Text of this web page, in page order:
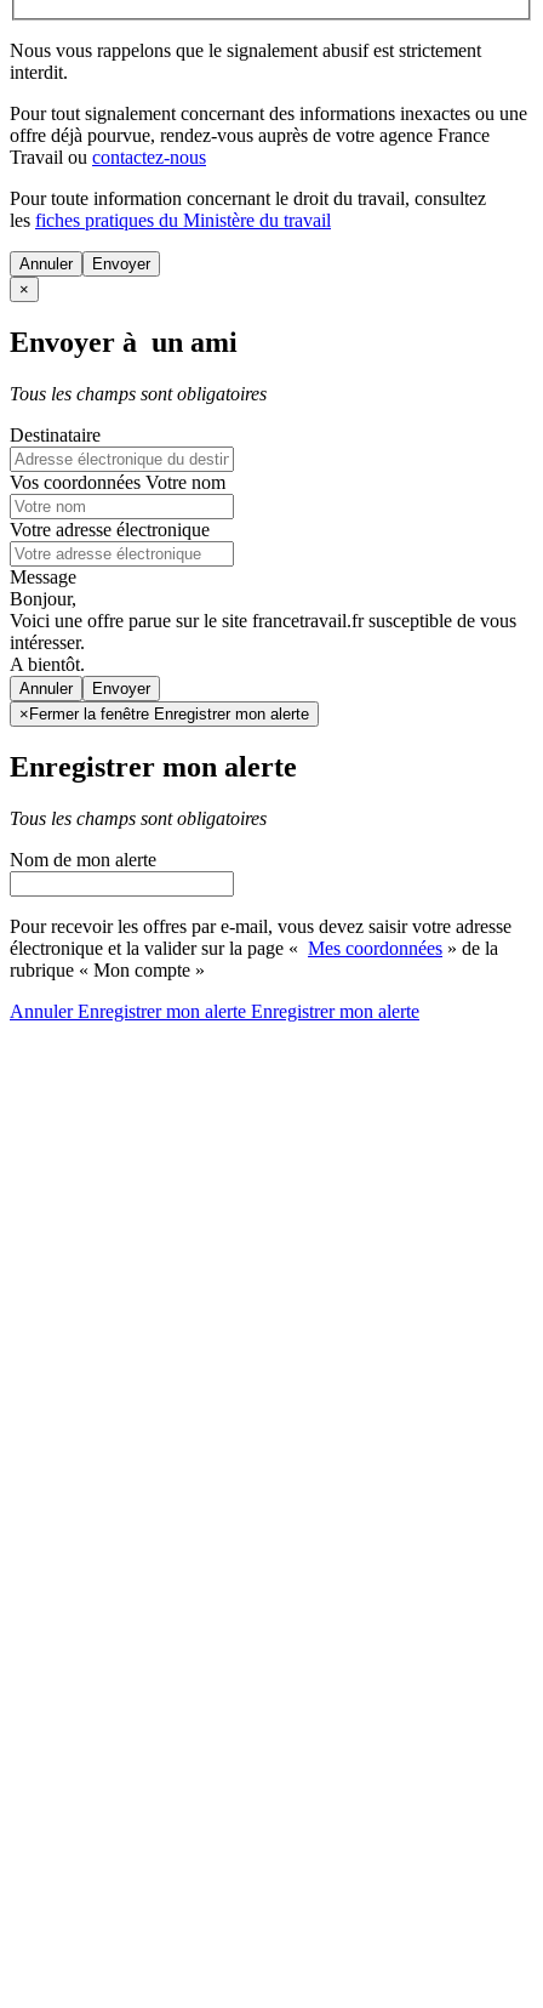
Nous vous rappelons que le signalement abusif est strictement
interdit.
Pour tout signalement concernant des informations inexactes ou une
offre déjà pourvue, rendez-vous auprès de votre agence France
Travail ou contactez-nous
Pour toute information concernant le droit du travail, consultez
les fiches pratiques du Ministère du travail
Annuler
×
Envoyer à un ami
Tous les champs sont obligatoires
Destinataire
Vos coordonnées Votre nom
Votre adresse électronique
Message
Bonjour,
Voici une offre parue sur le site francetravail.fr susceptible de vous
intéresser.
A bientôt.
Annuler
× Fermer la fenêtre Enregistrer mon alerte
Enregistrer mon alerte
Tous les champs sont obligatoires
Nom de mon alerte
Pour recevoir les offres par e-mail, vous devez saisir votre adresse
électronique et la valider sur la page « Mes coordonnées » de la
rubrique « Mon compte »
AnnulerEnregistrer mon alerte Enregistrermon alerte